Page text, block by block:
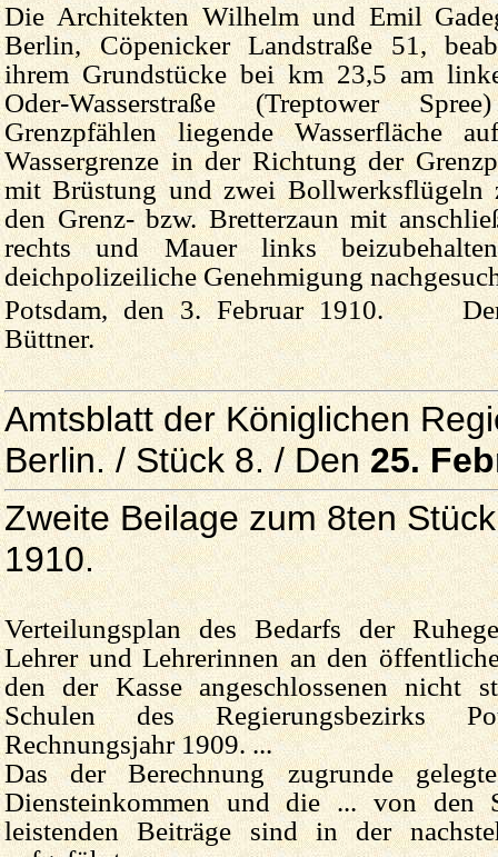
Die Architekten Wilhelm und Emil
Berlin, Cöpenicker Landstraße 51,
ihrem Grundstücke bei km 23,5 am
Oder-Wasserstraße (Treptower
Grenzpfählen liegende Wasserfläche
Wassergrenze in der Richtung der
mit Brüstung und zwei Bollwerksflügeln
den Grenz- bzw. Bretterzaun mit
rechts und Mauer links
deichpolizeiliche Genehmigung
Potsdam, den 3. Februar 1910. Der
Büttner.
Amtsblatt der Königlichen
Berlin. / Stück 8. / Den25.
Zweite Beilage zum 8ten
1910.
Verteilungsplan des Bedarfs der
Lehrer und Lehrerinnen an den
den der Kasse angeschlossenen nicht
Schulen des Regierungs­bezirks
Rechnungsjahr 1909. ...
Das der Berechnung zugrunde
Diensteinkommen und die ... von den
leistenden Beiträge sind in der